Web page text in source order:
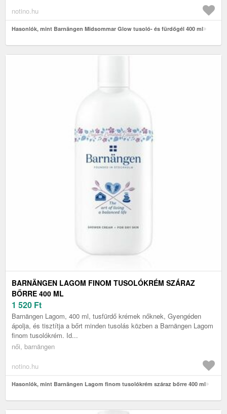
notino.hu
Hasonlók, mint Barnängen Midsommar Glow tusoló- és fürdőgél 400 ml
BARNÄNGEN LAGOM FINOM TUSOLÓKRÉM SZÁRAZ
BŐRRE 400 ML
1 520 Ft
Barnängen Lagom, 400 ml, tusfürdő krémek nőknek, Gyengéden
ápolja, és tisztítja a bőrt minden tusolás közben a Barnängen Lagom
finom tusolókrém. Id...
női, barnängen
notino.hu
Hasonlók, mint Barnängen Lagom finom tusolókrém száraz bőrre 400 ml